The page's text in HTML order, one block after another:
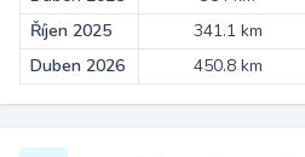
Říjen 2025 341.1 km
Duben 2026 450.8 km